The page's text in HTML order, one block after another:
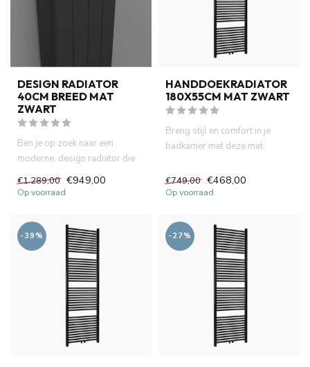
DESIGN RADIATOR
40CM BREED MAT
ZWART
Ben je op zoek naar een
moderne, design radiator die
niet alleen functioneel is,...
€1.289,00 €949,00
Op voorraad
HANDDOEKRADIATOR
180X55CM MAT ZWART
Breng stijl en comfort in je
badkamer met deze mat
(180x...
€749,00 €468,00
Op voorraad
-39% -27%